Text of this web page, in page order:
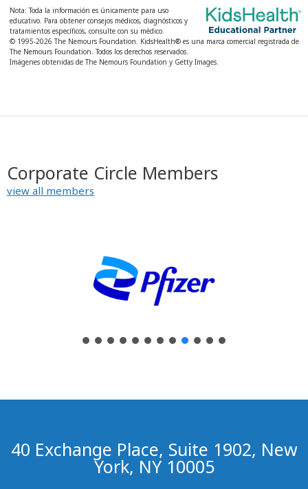
Nota: Toda la información es únicamente para uso
educativo. Para obtener consejos médicos, diagnósticos y
tratamientos específicos, consulte con su médico.
© 1995-2026 The Nemours Foundation. KidsHealth® es una marca comercial registrada de
The Nemours Foundation. Todos los derechos reservados.
Imágenes obtenidas de The Nemours Foundation y Getty Images.
Corporate Circle Members
view all members
40 Exchange Place, Suite 1902, New
York, NY 10005